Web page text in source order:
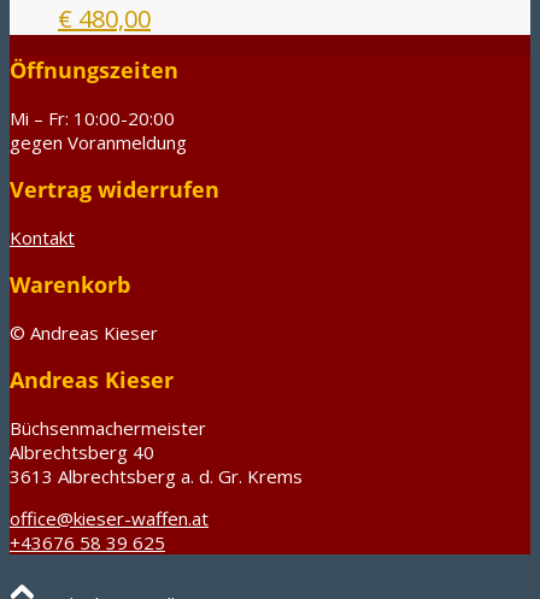
€ 480,00
Öffnungszeiten
Mi – Fr: 10:00-20:00
gegen Voranmeldung
Vertrag widerrufen
Kontakt
Warenkorb
© Andreas Kieser
Andreas Kieser
Büchsenmachermeister
Albrechtsberg 40
3613 Albrechtsberg a. d. Gr. Krems
office@kieser-waffen.at
+43676 58 39 625